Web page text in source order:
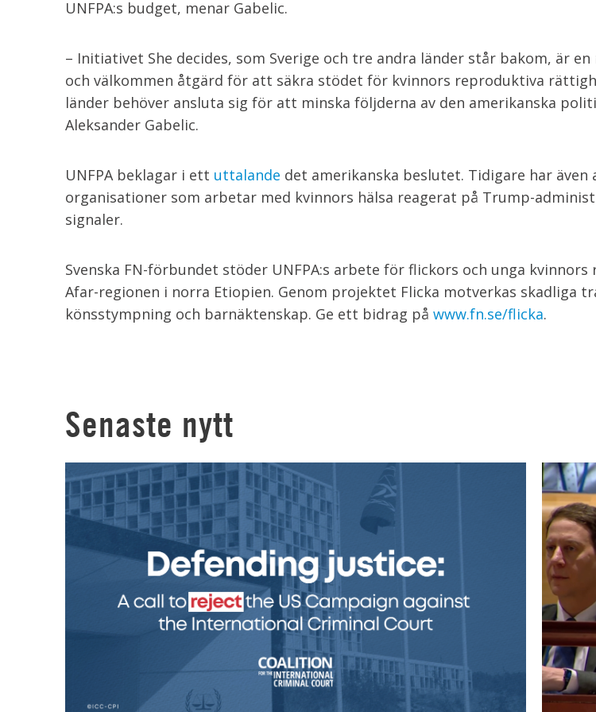
UNFPA:s budget, menar Gabelic.
– Initiativet She decides, som Sverige och tre andra länder står bakom, är en
och välkommen åtgärd för att säkra stödet för kvinnors reproduktiva
länder behöver ansluta sig för att minska följderna av den amerikanska
Aleksander Gabelic.
UNFPA beklagar i ett uttalande det amerikanska beslutet. Tidigare har även
organisationer som arbetar med kvinnors hälsa reagerat på Trump-
signaler.
Svenska FN-förbundet stöder UNFPA:s arbete för flickors och unga
Afar-regionen i norra Etiopien. Genom projektet Flicka motverkas skadliga
könsstympning och barnäktenskap. Ge ett bidrag på www.fn.se/flicka.
Senaste nytt